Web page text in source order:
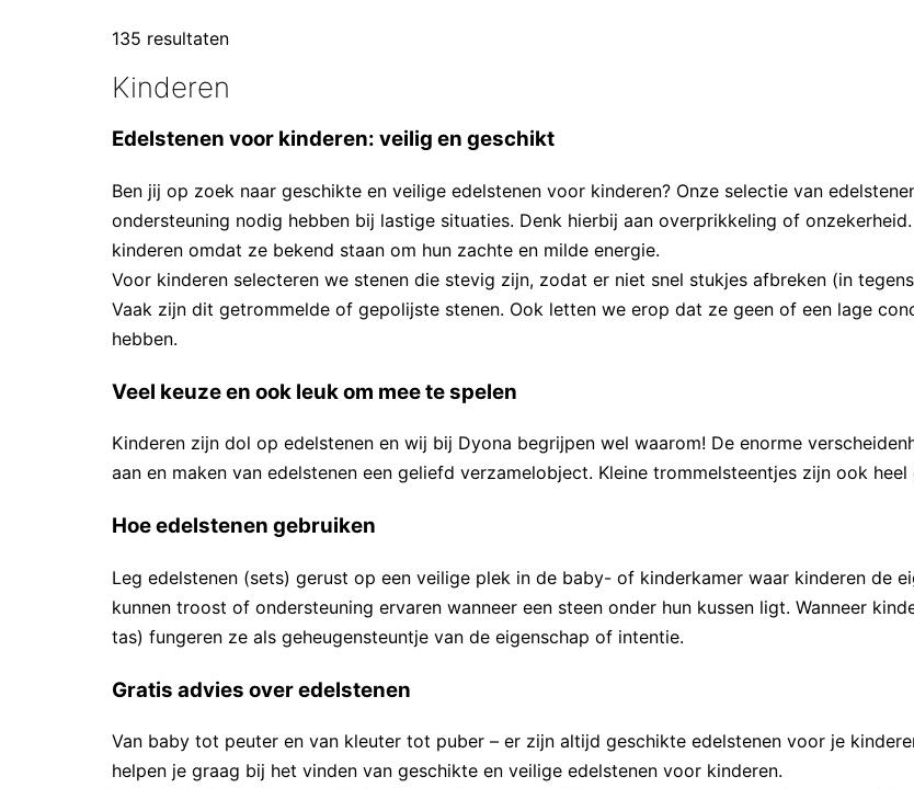
135 resultaten
Kinderen
Edelstenen voor kinderen: veilig en geschikt
Ben jij op zoek naar geschikte en veilige edelstenen voor kinderen? Onze selectie van
ondersteuning nodig hebben bij lastige situaties. Denk hierbij aan overprikkeling of
kinderen omdat ze bekend staan om hun zachte en milde energie.
Voor kinderen selecteren we stenen die stevig zijn, zodat er niet snel stukjes afbreken (in
Vaak zijn dit getrommelde of gepolijste stenen. Ook letten we erop dat ze geen of een lage
hebben.
Veel keuze en ook leuk om mee te spelen
Kinderen zijn dol op edelstenen en wij bij Dyona begrijpen wel waarom! De enorme
aan en maken van edelstenen een geliefd verzamelobject. Kleine trommelsteentjes zijn ook heel
Hoe edelstenen gebruiken
Leg edelstenen (sets) gerust op een veilige plek in de baby- of kinderkamer waar kinderen de
kunnen troost of ondersteuning ervaren wanneer een steen onder hun kussen ligt. Wanneer
tas) fungeren ze als geheugensteuntje van de eigenschap of intentie.
Gratis advies over edelstenen
Van baby tot peuter en van kleuter tot puber – er zijn altijd geschikte edelstenen voor je
helpen je graag bij het vinden van geschikte en veilige edelstenen voor kinderen.